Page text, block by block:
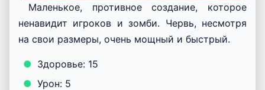
Маленькое, противное создание, которое
ненавидит игроков и зомби. Червь, несмотря
на свои размеры, очень мощный и быстрый.
Здоровье: 15
Урон: 5